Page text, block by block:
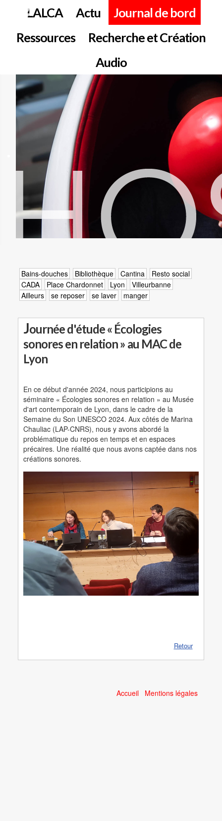
LALCA Actu
Journal de bord
Ressources
Recherche et Création
Audio
Bains-douches Bibliothèque Cantina
Resto social
CADA
Place Chardonnet Lyon
Villeurbanne
Ailleurs
se reposer se laver manger
Journée d'étude « Écologies
sonores en relation » au MAC de
Lyon
En ce début d'année 2024, nous participions au
séminaire « Écologies sonores en relation » au Musée
d'art contemporain de Lyon, dans le cadre de la
Semaine du Son UNESCO 2024. Aux côtés de Marina
Chauliac (LAP-CNRS), nous y avons abordé la
problématique du repos en temps et en espaces
précaires. Une réalité que nous avons captée dans nos
créations sonores.
Retour
Accueil Mentions légales